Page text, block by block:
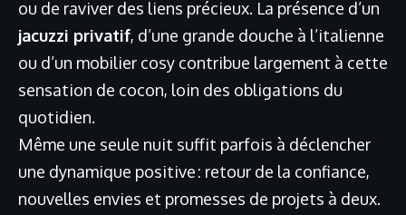
ou de raviver des liens précieux. La présence d’un
jacuzzi privatif, d’une grande douche à l’italienne
ou d’un mobilier cosy contribue largement à cette
sensation de cocon, loin des obligations du
quotidien.
Même une seule nuit suffit parfois à déclencher
une dynamique positive : retour de la confiance,
nouvelles envies et promesses de projets à deux.